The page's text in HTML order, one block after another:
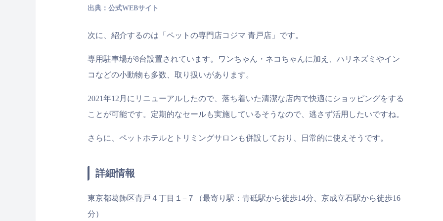
出典：公式WEBサイト
次に、紹介するのは「ペットの専門店コジマ 青戸店」です。
専用駐車場が8台設置されています。ワンちゃん・ネコちゃんに加え、ハリネズミやイン
コなどの小動物も多数、取り扱いがあります。
2021年12月にリニューアルしたので、落ち着いた清潔な店内で快適にショッピングをする
ことが可能です。定期的なセールも実施しているそうなので、逃さず活用したいですね。
さらに、ペットホテルとトリミングサロンも併設しており、日常的に使えそうです。
詳細情報
東京都葛飾区青戸４丁目１−７（最寄り駅：青砥駅から徒歩14分、京成立石駅から徒歩16
分）